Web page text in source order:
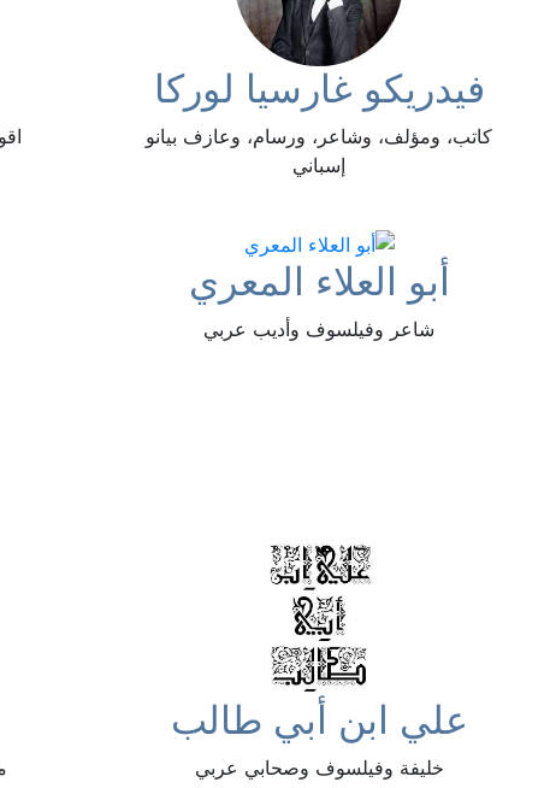
فيدريكو غارسيا لوركا
كاتب، ومؤلف، وشاعر، ورسام، وعازف بيانو
إسباني
أبو العلاء المعري
شاعر وفيلسوف وأديب عربي
علي ابن أبي طالب
خليفة وفيلسوف وصحابي عربي